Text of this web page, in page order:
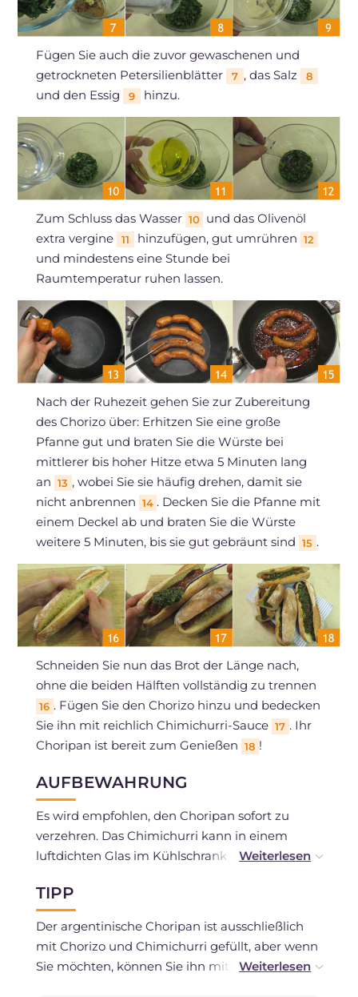
Fügen Sie auch die zuvor gewaschenen und
getrockneten Petersilienblätter
7 , das Salz 8
und den Essig 9 hinzu.
Zum Schluss das Wasser 10 und das Olivenöl
extra vergine
11 hinzufügen, gut umrühren 12
und mindestens eine Stunde bei
Raumtemperatur ruhen lassen.
Nach der Ruhezeit gehen Sie zur Zubereitung
des Chorizo über: Erhitzen Sie eine große
Pfanne gut und braten Sie die Würste bei
mittlerer bis hoher Hitze etwa 5 Minuten lang
an 13 , wobei Sie sie häufig drehen, damit sie
nicht anbrennen 14 . Decken Sie die Pfanne mit
einem Deckel ab und braten Sie die Würste
weitere 5 Minuten, bis sie gut gebräunt sind 15 .
Schneiden Sie nun das Brot der Länge nach,
ohne die beiden Hälften vollständig zu trennen
16 . Fügen Sie den Chorizo hinzu und bedecken
Sie ihn mit reichlich Chimichurri-Sauce 17 . Ihr
Choripan ist bereit zum Genießen 18 !
AUFBEWAHRUNG
Es wird empfohlen, den Choripan sofort zu
verzehren. Das Chimichurri kann in einem
luftdichten Glas im Kühlschrank etwa 3-4 Tage
zusätzliches Öl hinzugefügt wird, damit es
vollständig bedeckt bleibt.
TIPP
Der argentinische Choripan ist ausschließlich
mit Chorizo und Chimichurri gefüllt, aber wenn
Sie möchten, können Sie ihn mit